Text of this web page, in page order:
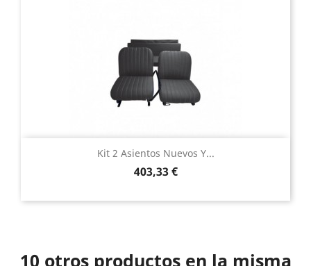
Kit 2 Asientos Nuevos Y...
Precio
403,33 €
10 otros productos en la misma